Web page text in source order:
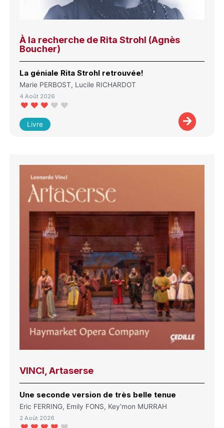
À la recherche de Rita Strohl (Agnès
Boucher)
La géniale Rita Strohl retrouvée!
Marie PERBOST, Lucile RICHARDOT
4 Août 2026
Livre
VINCI, Artaserse
Une seconde version de très belle tenue
Eric FERRING, Emily FONS, Key'mon MURRAH
2 Août 2026